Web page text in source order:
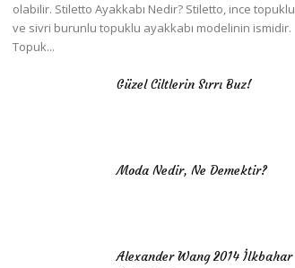
olabilir. Stiletto Ayakkabı Nedir? Stiletto, ince topuklu
ve sivri burunlu topuklu ayakkabı modelinin ismidir.
Topuk...
Güzel Ciltlerin Sırrı Buz!
Moda Nedir, Ne Demektir?
Alexander Wang 2014 İlkbahar